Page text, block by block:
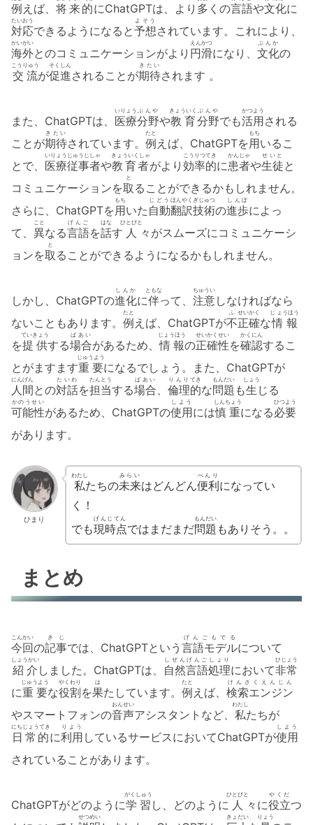
例 えば、 将来的にChatGPTは、より 多 くの言語や文化に
対応
たいおう
できるようになると予想
よそう
されています。これにより、
海外
かいがい
とのコミュニケーションがより 円滑
えんかつ
になり、 文化
ぶんか
の
交流
こうりゅう
が促進
そくしん
されることが期待
きたい
されます 。
また、ChatGPTは、 医療
いりょう
分野
ぶんや
や教育
きょういく
分野
ぶんや
でも活用
かつよう
される
ことが期待
きたい
されています。 例
たと
えば、ChatGPTを用
もち
いるこ
とで、 医療従事者
いりょうじゅうじしゃ
や教育者
きょういくしゃ
がより 効率的
こうりつてき
に患者
かんじゃ
や生徒
せいと
と
コミュニケーションを取
と
ることができるかもしれません。
さらに、ChatGPTを用
もち
いた 自動
じどう
翻訳
ほんやく
技術
ぎじゅつ
の進歩
しんぽ
によっ
て、 異
こと
なる言語
げんご
を話
はな
す 人
ひとびと
々がスムーズにコミュニケーシ
ョンを取
と
ることができるようになるかもしれません。
しかし、ChatGPTの進化
しんか
に伴
ともな
って、 注意
ちゅうい
しなければなら
ないこともあります。 例
たと
えば、ChatGPTが不
ふ
正確
せいかく
な情報
じ ょうほう
を提供
ていきょう
する場合
ばあい
があるため、情報
じょうほう
の正確
せいかく
性
せい
を確認
かくにん
するこ
とがますます重要
じゅうよう
になるでしょう。また、ChatGPTが
人間
にんげん
との対話
たいわ
を担当
たんとう
する場合
ばあい
倫理
りんり
的
てき
な問題
もんだい
も生
しょう
じる
可能性
かのうせい
があるため、ChatGPTの使用
しよう
には慎重
しんちょう
になる必要
ひつよう
があります。
ひまり
私
わたし
たちの未来
みらい
はどんどん便利
べんり
になってい
く！
でも現時点
げんじてん
ではまだまだ問題
もんだい
もありそう。。
まとめ
今回
こんかい
の記事
きじ
では、ChatGPTという 言語モデル
げんごもでる
について
紹介
しょうかい
しました。ChatGPTは、 自然言語処理
しぜんげんごしょり
において非常
ひじょう
に重要
じゅうよう
な役割
やくわり
を果
は
たしています。 例
たと
えば、 検索エンジン
けんさくえんじん
やスマートフォンの音声
おんせい
アシスタントなど、 私
わたし
たちが
日常的
にちじょうてき
に利用
りよう
しているサービスにおいてChatGPTが使用
しよう
されていることがあります。
ChatGPTがどのように学習
がくしゅう
し、どのように 人
ひとびと
々に役立
やくだ
つ
せつめい きょだい りょう